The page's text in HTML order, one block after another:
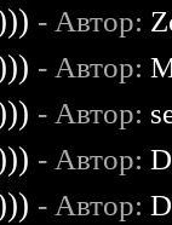
- Автор:
- Автор:
- Автор:
- Автор:
- Автор: